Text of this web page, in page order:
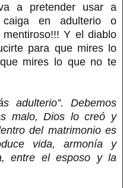
a pretender usar a
en adulterio o
Y el diablo
para que mires lo
mires lo que no te
adulterio”. Debemos
malo, Dios lo creó y
del matrimonio es
vida, armonía y
entre el esposo y la